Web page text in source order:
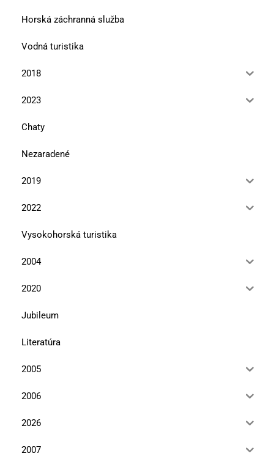
Horská záchranná služba
Vodná turistika
2018
2023
Chaty
Nezaradené
2019
2022
Vysokohorská turistika
2004
2020
Jubileum
Literatúra
2005
2006
2026
2007